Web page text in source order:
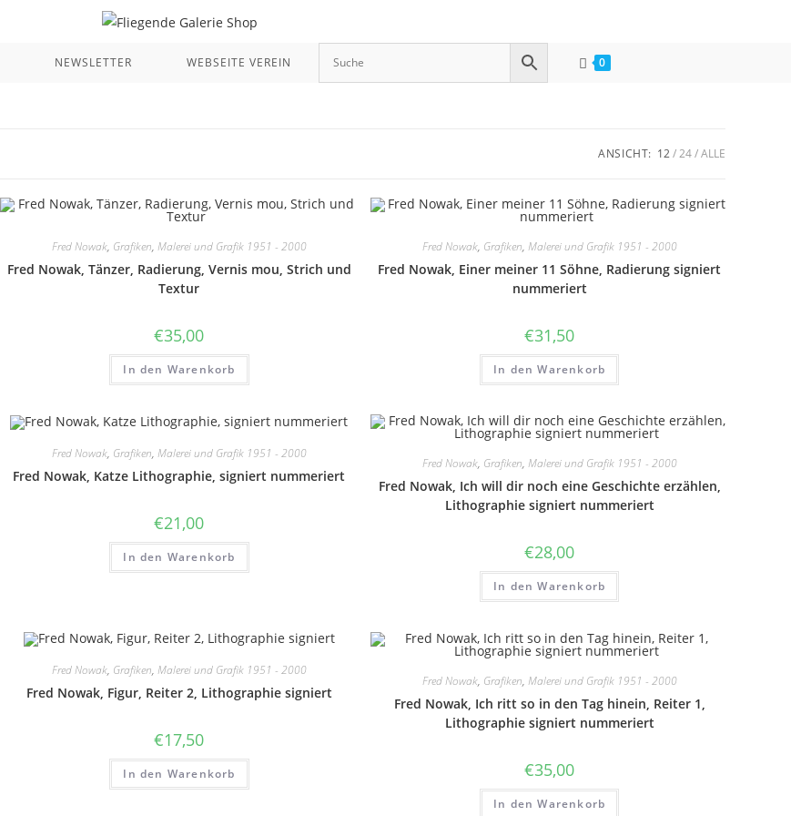
NEWSLETTER WEBSEITE VEREIN 0
ANSICHT: 12 24 ALLE
Fred Nowak, Grafiken, Malerei und Grafik 1951 - 2000
Fred Nowak, Tänzer, Radierung, Vernis mou, Strich und
Textur
€35,00
In den Warenkorb
Fred Nowak, Grafiken, Malerei und Grafik 1951 - 2000
Fred Nowak, Einer meiner 11 Söhne, Radierung signiert
nummeriert
€31,50
In den Warenkorb
Fred Nowak, Grafiken, Malerei und Grafik 1951 - 2000
Fred Nowak, Katze Lithographie, signiert nummeriert
€21,00
In den Warenkorb
Fred Nowak, Grafiken, Malerei und Grafik 1951 - 2000
Fred Nowak, Ich will dir noch eine Geschichte erzählen,
Lithographie signiert nummeriert
€28,00
In den Warenkorb
Fred Nowak, Grafiken, Malerei und Grafik 1951 - 2000
Fred Nowak, Figur, Reiter 2, Lithographie signiert
€17,50
In den Warenkorb
Fred Nowak, Grafiken, Malerei und Grafik 1951 - 2000
Fred Nowak, Ich ritt so in den Tag hinein, Reiter 1,
Lithographie signiert nummeriert
€35,00
In den Warenkorb